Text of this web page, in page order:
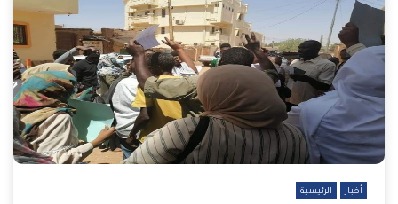
أخبار الرئيسية